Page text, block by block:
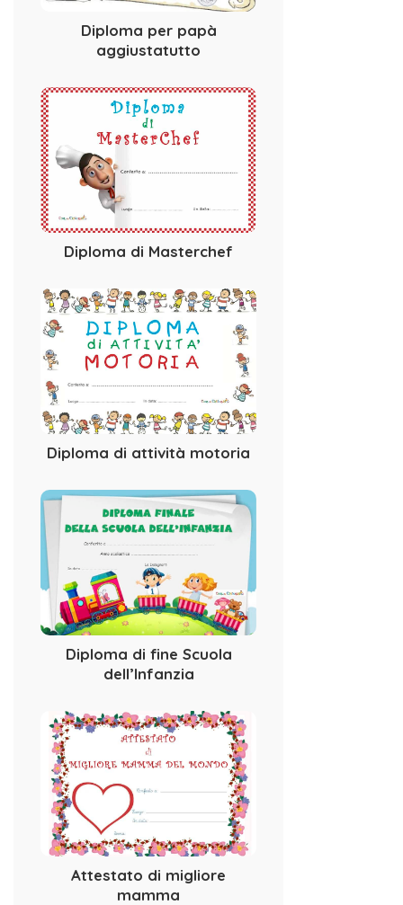
Diploma per papà
aggiustatutto
Diploma di Masterchef
Diploma di attività motoria
Diploma di fine Scuola
dell’Infanzia
Attestato di migliore
mamma